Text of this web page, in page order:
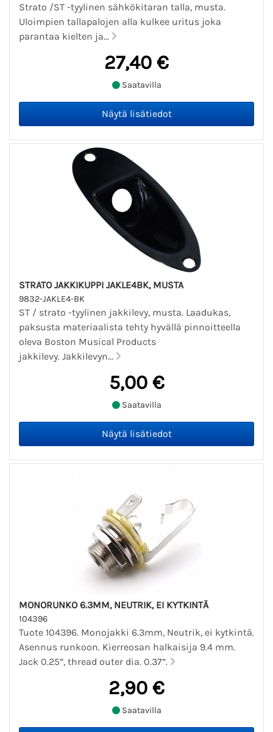
Strato /ST -tyylinen sähkökitaran talla, musta.
Uloimpien tallapalojen alla kulkee uritus joka
parantaa kielten ja...
27,40 €
Saatavilla
STRATO JAKKIKUPPI JAKLE4BK, MUSTA
9832-JAKLE4-BK
ST / strato -tyylinen jakkilevy, musta. Laadukas,
paksusta materiaalista tehty hyvällä pinnoitteella
oleva Boston Musical Products
jakkilevy. Jakkilevyn...
5,00 €
Saatavilla
MONORUNKO 6.3MM, NEUTRIK, EI KYTKINTÄ
104396
Tuote 104396. Monojakki 6.3mm, Neutrik, ei kytkintä.
Asennus runkoon. Kierreosan halkaisija 9.4 mm.
Jack 0.25”, thread outer dia. 0.37”.
2,90 €
Saatavilla